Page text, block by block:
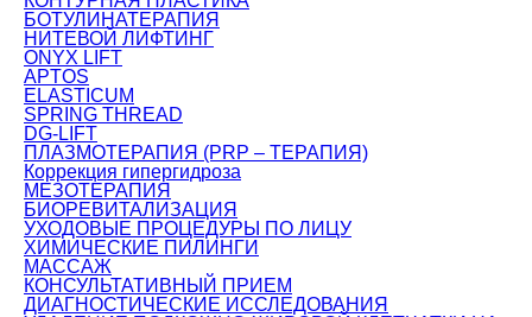
БОТУЛИНАТЕРАПИЯ
НИТЕВОЙ ЛИФТИНГ
ONYX LIFT
APTOS
ELASTICUM
SPRING THREAD
DG-LIFT
ПЛАЗМОТЕРАПИЯ (PRP – ТЕРАПИЯ)
Коррекция гипергидроза
МЕЗОТЕРАПИЯ
БИОРЕВИТАЛИЗАЦИЯ
УХОДОВЫЕ ПРОЦЕДУРЫ ПО ЛИЦУ
ХИМИЧЕСКИЕ ПИЛИНГИ
МАССАЖ
КОНСУЛЬТАТИВНЫЙ ПРИЕМ
ДИАГНОСТИЧЕСКИЕ ИССЛЕДОВАНИЯ